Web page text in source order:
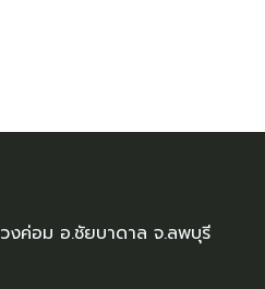
งค่อม อ.ชัยบาดาล จ.ลพบุรี